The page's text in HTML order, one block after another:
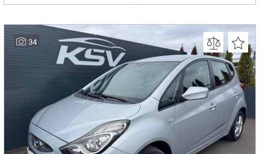
AUTOHITY CZ s.r.o.
Ostrava - Vítkovice
(0x)
34